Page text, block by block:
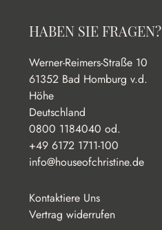
HABEN SIE FRAGEN?
Werner-Reimers-Straße 10
61352 Bad Homburg v.d.
Höhe
Deutschland
0800 1184040 od.
+49 6172 1711-100
info@houseofchristine.de
Kontaktiere Uns
Vertrag widerrufen